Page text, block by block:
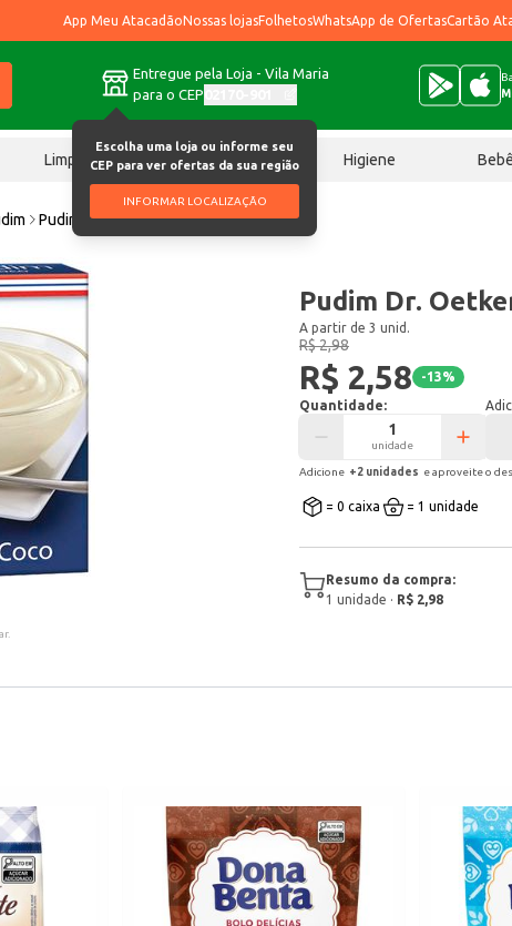
App Meu AtacadãoNossas lojasFolhetosWhatsApp de OfertasCartão
Entregue pela Loja - Vila Maria
para o CEP
Escolha uma loja ou informe seu
CEP para ver ofertas da sua região
INFORMAR LOCALIZAÇÃO
Limpeza Chocolates Higiene
Pudim Dr. Oetker Coco 50g
Pudim Dr.
A partir de 3 unid.
R$ 2,98
R$ 2,58 -13%
Quantidade:
unidade
Adicione +2 unidades e aproveite o
= 0 caixa = 1 unidade
Resumo da compra:
1 unidade · R$ 2,98